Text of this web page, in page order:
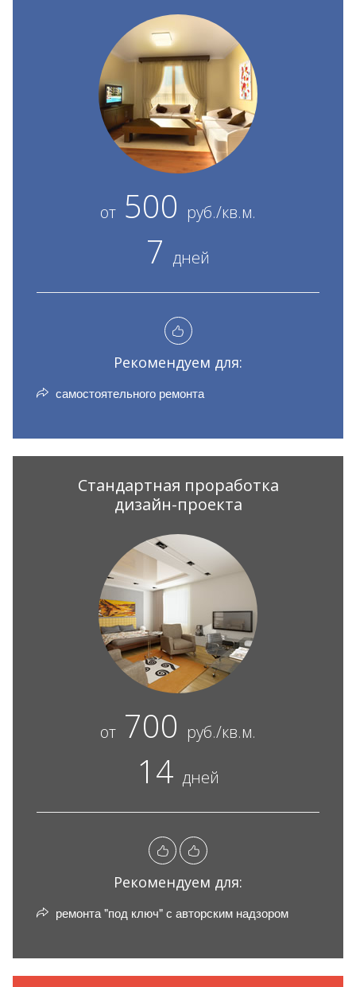
от 500 руб./кв.м.
7 дней
Рекомендуем для:
самостоятельного ремонта
Стандартная проработка
дизайн-проекта
от 700 руб./кв.м.
14 дней
Рекомендуем для:
ремонта "под ключ" с авторским надзором